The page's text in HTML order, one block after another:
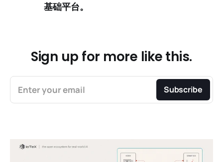
基础平台。
Sign up for more like this.
Enter your email Subscribe